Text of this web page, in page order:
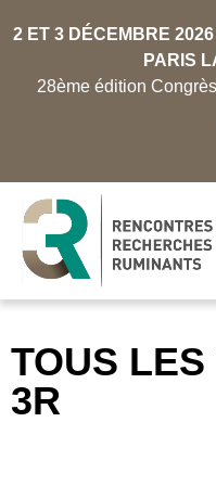
2 ET 3 DÉCEMBRE
PARIS
28ème édition
TOUS
3R